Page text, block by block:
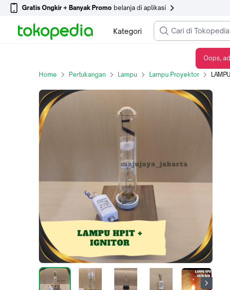
Gratis Ongkir + Banyak Promo belanja di aplikasi
Kategori
Home Pertukangan Lampu Lampu Proyektor
Oops,